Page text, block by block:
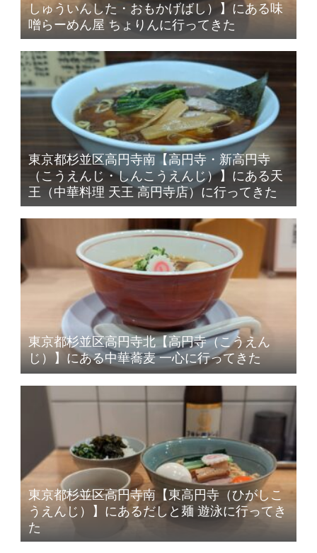
しゅういんした・おもかげばし）】にある味
噌らーめん屋 ちょりんに行ってきた
東京都杉並区高円寺南【高円寺・新高円寺
（こうえんじ・しんこうえんじ）】にある天
王（中華料理 天王 高円寺店）に行ってきた
東京都杉並区高円寺北【高円寺（こうえん
じ）】にある中華蕎麦 一心に行ってきた
東京都杉並区高円寺南【東高円寺（ひがしこ
うえんじ）】にあるだしと麺 遊泳に行ってき
た